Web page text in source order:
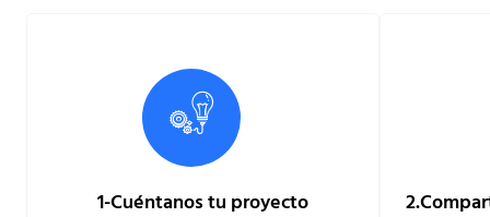
1-Cuéntanos tu proyecto